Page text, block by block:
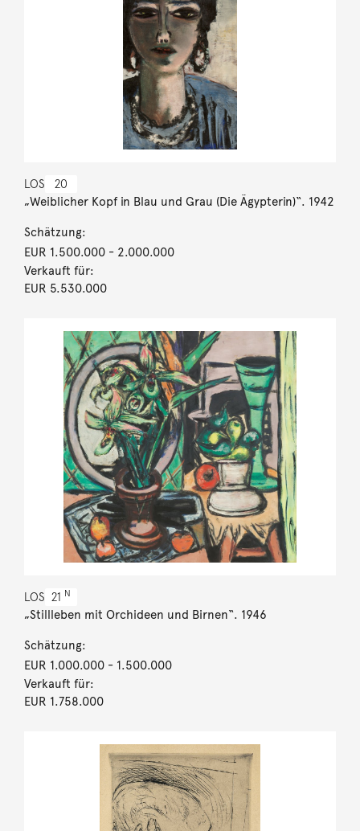
LOS 20
„Weiblicher Kopf in Blau und Grau (Die Ägypterin)“. 1942
Schätzung:
EUR 1.500.000- 2.000.000
Verkauft für:
EUR 5.530.000
LOS 21 N
„Stillleben mit Orchideen und Birnen“. 1946
Schätzung:
EUR 1.000.000- 1.500.000
Verkauft für:
EUR 1.758.000